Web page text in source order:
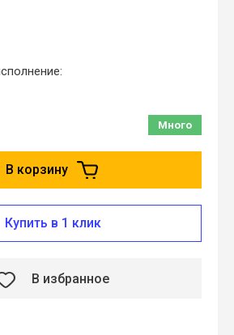
Много
В корзину
Купить в 1 клик
В избранное